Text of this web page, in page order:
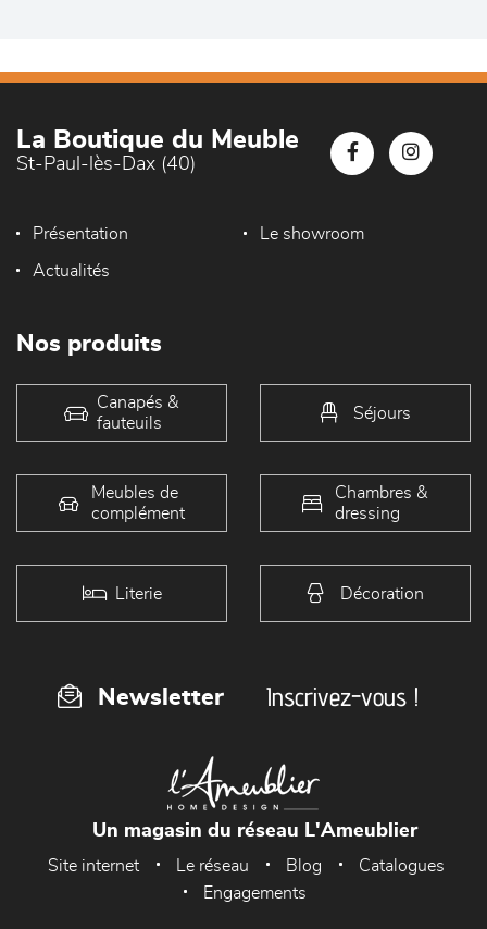
La Boutique du Meuble
St-Paul-lès-Dax (40)
Présentation Le showroom
Actualités
Nos produits
Canapés &
fauteuils
Séjours
Meubles de
complément
Chambres &
dressing
Literie Décoration
Newsletter Inscrivez-vous !
Un magasin du réseau L'Ameublier
Site internet Le réseau Blog
Catalogues
Engagements